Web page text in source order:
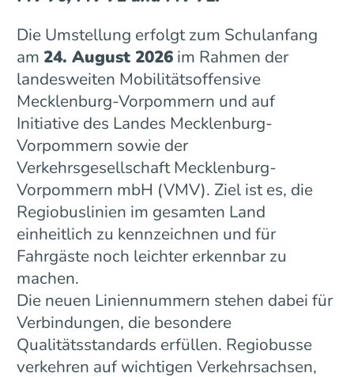
Die Umstellung erfolgt zum Schulanfang
am 24. August 2026im Rahmen der
landesweiten Mobilitätsoffensive
Mecklenburg-Vorpommern und auf
Initiative des Landes Mecklenburg-
Vorpommern sowie der
Verkehrsgesellschaft Mecklenburg-
Vorpommern mbH (VMV). Ziel ist es, die
Regiobuslinien im gesamten Land
einheitlich zu kennzeichnen und für
Fahrgäste noch leichter erkennbar zu
machen.
Die neuen Liniennummern stehen dabei für
Verbindungen, die besondere
Qualitätsstandards erfüllen. Regiobusse
verkehren auf wichtigen Verkehrsachsen,